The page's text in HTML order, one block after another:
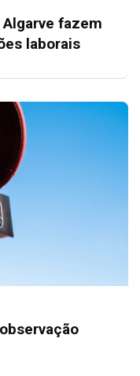
fazem
laborais